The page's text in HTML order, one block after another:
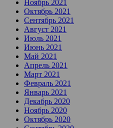
Ноябрь 2021
Октябрь 2021
Сентябрь 2021
Август 2021
Июль 2021
Июнь 2021
Май 2021
Апрель 2021
Март 2021
Февраль 2021
Январь 2021
Декабрь 2020
Ноябрь 2020
Октябрь 2020